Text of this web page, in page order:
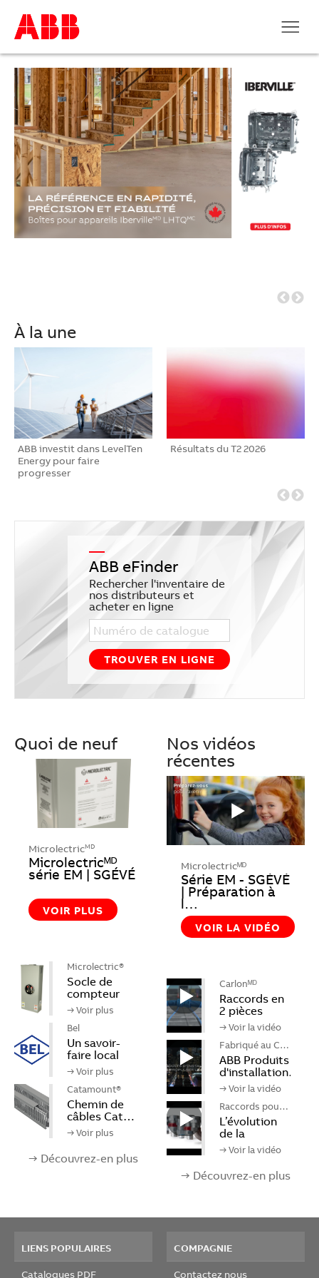
À la une
ABB investit dans LevelTen
Energy pour faire
progresser
Résultats du T2 2026
ABB eFinder
Rechercher l'inventaire de
nos distributeurs et
acheter en ligne
Quoi de neuf
MicrolectricMD
Microlectricᴹᴰ
série EM | SGÉVÉ
VOIR PLUS
Microlectric®
Socle de
compteur
bi…
→ Voir plus
Bel
Un savoir-
faire local
q…
→ Voir plus
Catamount®
Chemin de
câbles Cat…
→ Voir plus
→ Découvrez-en plus
Nos vidéos
récentes
Microlectricᴹᴰ
Série EM - SGÉVÉ
| Préparation à
l…
VOIR LA VIDÉO
Carlonᴹᴰ
Raccords en
2 pièces
po…
→ Voir la vidéo
Fabriqué au C…
ABB Produits
d'installation…
→ Voir la vidéo
Raccords pour…
L’évolution
de la
performa…
→ Voir la vidéo
→ Découvrez-en plus
LIENS POPULAIRES
Catalogues PDF
COMPAGNIE
Contactez nous